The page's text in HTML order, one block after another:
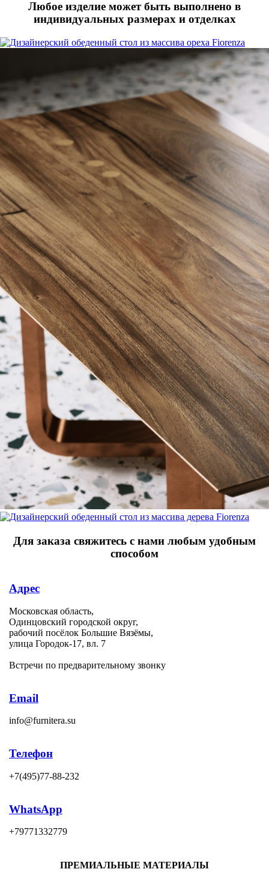
Любое изделие может быть выполнено в
индивидуальных размерах и отделках
Для заказа свяжитесь с нами любым удобным
способом
Адрес
Московская область,
Одинцовский городской округ,
рабочий посёлок Большие Вязёмы,
улица Городок-17, вл. 7
Встречи по предварительному звонку
Email
info@furnitera.su
Телефон
+7(495)77-88-232
WhatsApp
+79771332779
ПРЕМИАЛЬНЫЕ МАТЕРИАЛЫ